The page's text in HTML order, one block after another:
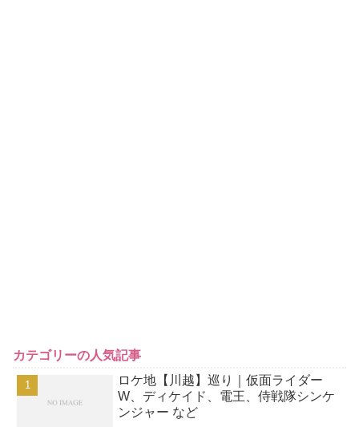
カテゴリーの人気記事
ロケ地【川越】巡り｜仮面ライダー
W、ディケイド、電王、侍戦隊シンケ
ンジャー など